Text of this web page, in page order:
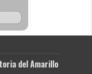
del Amarillo